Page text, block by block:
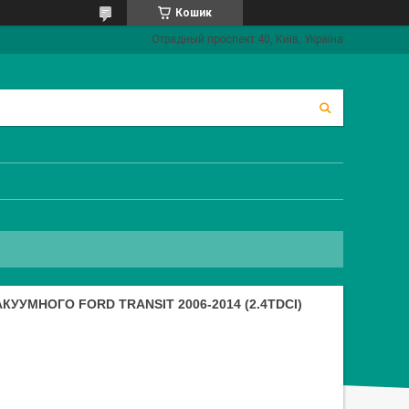
Кошик
Отрадный проспект 40, Київ, Україна
FORD TRANSIT 2006-2014 (2.4TDCI)